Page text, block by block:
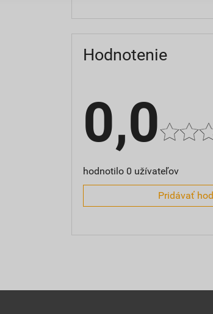
Hodnotenie
0,0
hodnotilo 0 užívateľov
Pridávať